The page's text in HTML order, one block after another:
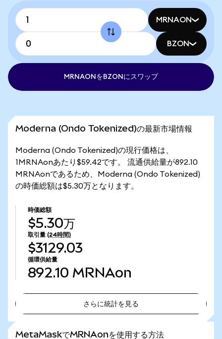
MRNAON
BZON
MRNAONをBZONにスワップ
Moderna (Ondo Tokenized)の最新市場情報
Moderna (Ondo Tokenized)の現行価格は、
1MRNAonあたり$59.42です。 流通供給量が892.10
MRNAonであるため、Moderna (Ondo Tokenized)
の時価総額は$5.30万となります。
時価総額
$5.30万
取引量 (24時間)
$3129.03
循環供給量
892.10 MRNAon
さらに統計を見る
MetaMaskでMRNAonを使用する方法